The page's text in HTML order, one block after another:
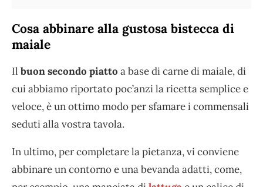
Cosa abbinare alla gustosa bistecca di
maiale
Il buon secondo piatto a base di carne di maiale, di
cui abbiamo riportato poc’anzi la ricetta semplice e
veloce, è un ottimo modo per sfamare i commensali
seduti alla vostra tavola.
In ultimo, per completare la pietanza, vi conviene
abbinare un contorno e una bevanda adatti, come,